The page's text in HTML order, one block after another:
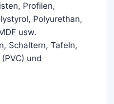
Profilen,
Polyurethan,
usw.
Schaltern, Tafeln,
und